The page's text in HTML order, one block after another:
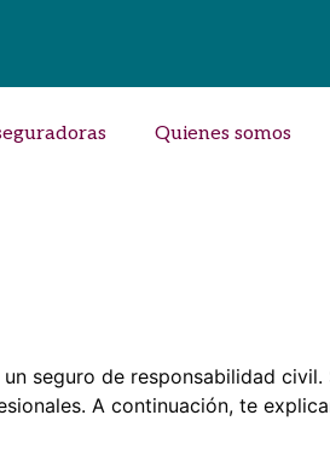
Quienes somos
seguro de responsabilidad
A continuación, te